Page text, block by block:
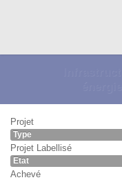
Projet
Type
Projet Labellisé
Etat
Achevé